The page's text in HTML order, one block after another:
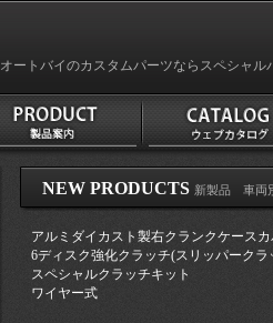
オートバイのカスタムパーツならスペシャル
NEW PRODUCTS 新製品 車両
アルミダイカスト製右クランクケース
6ディスク強化クラッチ(スリッパーク
スペシャルクラッチキット
ワイヤー式